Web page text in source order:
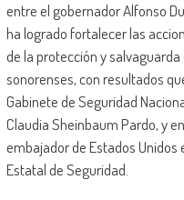
entre el gobernador Alfonso
ha logrado fortalecer las
de la protección y
sonorenses, con resultados
Gabinete de Seguridad
Claudia Sheinbaum Pardo, y
embajador de Estados Unidos
Estatal de Seguridad.